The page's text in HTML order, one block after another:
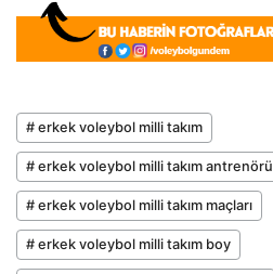
# erkek voleybol milli takım
# erkek voleybol milli takım antrenörü
# erkek voleybol milli takım maçları
# erkek voleybol milli takım boy